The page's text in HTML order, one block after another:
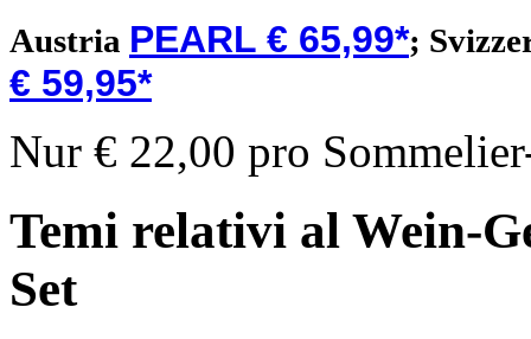
Austria PEARL € 65,99*;
€ 59,95*
Nur € 22,00 pro
Temi relativi al Wein-
Set